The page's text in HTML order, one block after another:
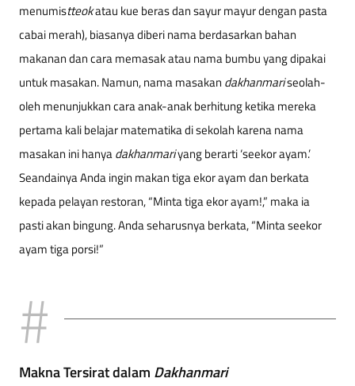
menumistteokatau kue beras dan sayur mayur dengan pasta
cabai merah), biasanya diberi nama berdasarkan bahan
makanan dan cara memasak atau nama bumbu yang dipakai
untuk masakan. Namun, nama masakan dakhanmariseolah-
oleh menunjukkan cara anak-anak berhitung ketika mereka
pertama kali belajar matematika di sekolah karena nama
masakan ini hanyadakhanmariyang berarti ‘seekor ayam.’
Seandainya Anda ingin makan tiga ekor ayam dan berkata
kepada pelayan restoran, “Minta tiga ekor ayam!,” maka ia
pasti akan bingung. Anda seharusnya berkata, “Minta seekor
ayam tiga porsi!”
Makna Tersirat dalam Dakhanmari